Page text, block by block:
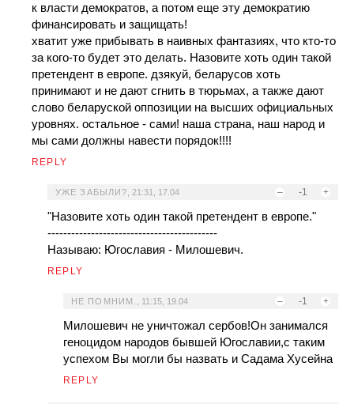
к власти демократов, а потом еще эту демократию
финансировать и защищать!
хватит уже прибывать в наивных фантазиях, что кто-то
за кого-то будет это делать. Назовите хоть один такой
претендент в европе. дзякуй, беларусов хоть
принимают и не дают сгнить в тюрьмах, а также дают
слово беларуской оппозиции на высших официальных
уровнях. остальное - сами! наша страна, наш народ и
мы сами должны навести порядок!!!!
REPLY
– -1 +
УЖЕ ЗАБЫЛИ? 21:31, 17.04
"Назовите хоть один такой претендент в европе."
-------------------------------------------
Называю: Югославия - Милошевич.
REPLY
– -1 +
НЕ ПОМНИМ. 11:15, 19.04
Милошевич не уничтожал сербов!Он занимался
геноцидом народов бывшей Югославии,с таким
успехом Вы могли бы назвать и Садама Хусейна
REPLY